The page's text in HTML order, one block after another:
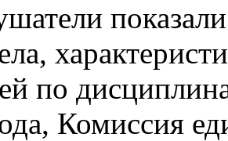
по
Комиссия